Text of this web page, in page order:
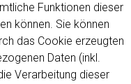
Funktionen dieser
können. Sie können
das Cookie erzeugten
Daten (inkl.
Verarbeitung dieser